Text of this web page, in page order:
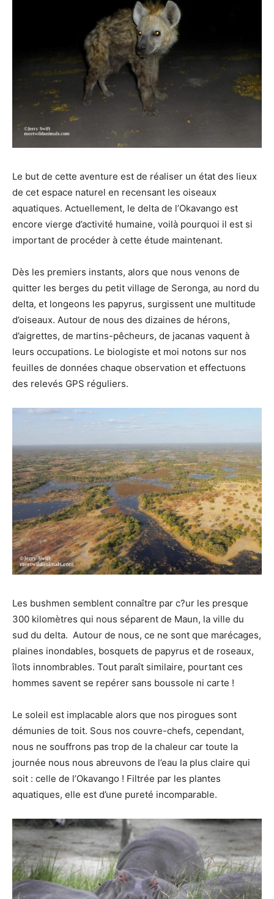
Le but de cette aventure est de réaliser un état des lieux
de cet espace naturel en recensant les oiseaux
aquatiques. Actuellement, le delta de l’Okavango est
encore vierge d’activité humaine, voilà pourquoi il est si
important de procéder à cette étude maintenant.
Dès les premiers instants, alors que nous venons de
quitter les berges du petit village de Seronga, au nord du
delta, et longeons les papyrus, surgissent une multitude
d’oiseaux. Autour de nous des dizaines de hérons,
d’aigrettes, de martins-pêcheurs, de jacanas vaquent à
leurs occupations. Le biologiste et moi notons sur nos
feuilles de données chaque observation et effectuons
des relevés GPS réguliers.
Les bushmen semblent connaître par c?ur les presque
300 kilomètres qui nous séparent de Maun, la ville du
sud du delta. Autour de nous, ce ne sont que marécages,
plaines inondables, bosquets de papyrus et de roseaux,
îlots innombrables. Tout paraît similaire, pourtant ces
hommes savent se repérer sans boussole ni carte !
Le soleil est implacable alors que nos pirogues sont
démunies de toit. Sous nos couvre-chefs, cependant,
nous ne souffrons pas trop de la chaleur car toute la
journée nous nous abreuvons de l’eau la plus claire qui
soit : celle de l’Okavango ! Filtrée par les plantes
aquatiques, elle est d’une pureté incomparable.